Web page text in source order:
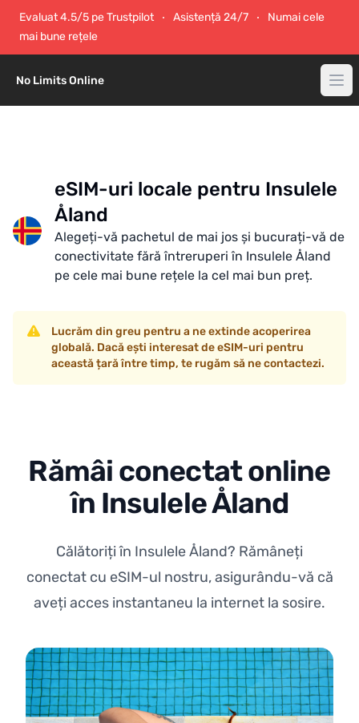
Evaluat 4.5/5 pe Trustpilot Asistență 24/7
Numai cele
mai bune rețele
No Limits Online
eSIM-uri locale pentru Insulele
Åland
Alegeți-vă pachetul de mai jos și bucurați-vă de
conectivitate fără întreruperi în Insulele Åland
pe cele mai bune rețele la cel mai bun preț.
Lucrăm din greu pentru a ne extinde acoperirea
globală. Dacă ești interesat de eSIM-uri pentru
această țară între timp, te rugăm să ne contactezi.
Rămâi conectat online
în Insulele Åland
Călătoriți în Insulele Åland? Rămâneți
conectat cu eSIM-ul nostru, asigurându-vă că
aveți acces instantaneu la internet la sosire.